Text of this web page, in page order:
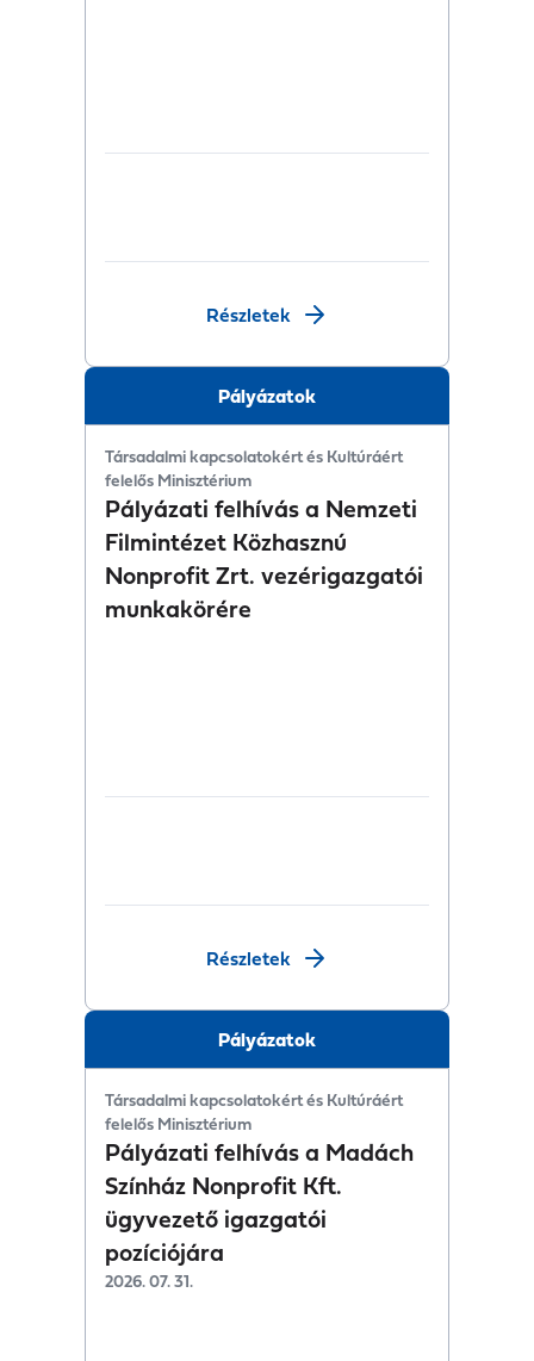
Részletek
Pályázatok
Társadalmi kapcsolatokért és Kultúráért
felelős Minisztérium
Pályázati felhívás a Nemzeti
Filmintézet Közhasznú
Nonprofit Zrt. vezérigazgatói
munkakörére
Részletek
Pályázatok
Társadalmi kapcsolatokért és Kultúráért
felelős Minisztérium
Pályázati felhívás a Madách
Színház Nonprofit Kft.
ügyvezető igazgatói
pozíciójára
2026. 07. 31.